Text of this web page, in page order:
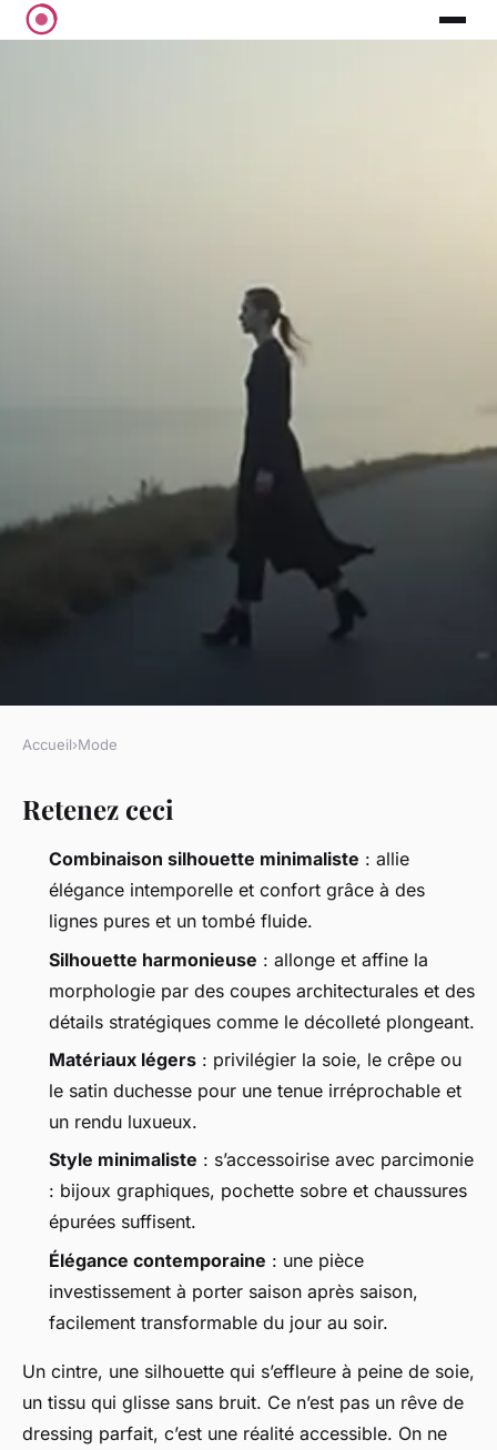
La combinaison silhouette
minimaliste pour une allure
inattendue
Radegonda
Accueil›Mode
Retenez ceci
Combinaison silhouette minimaliste : allie
élégance intemporelle et confort grâce à des
lignes pures et un tombé fluide.
Silhouette harmonieuse : allonge et affine la
morphologie par des coupes architecturales et des
détails stratégiques comme le décolleté plongeant.
Matériaux légers : privilégier la soie, le crêpe ou
le satin duchesse pour une tenue irréprochable et
un rendu luxueux.
Style minimaliste : s’accessoirise avec parcimonie
: bijoux graphiques, pochette sobre et chaussures
épurées suffisent.
Élégance contemporaine : une pièce
investissement à porter saison après saison,
facilement transformable du jour au soir.
Un cintre, une silhouette qui s’effleure à peine de soie,
un tissu qui glisse sans bruit. Ce n’est pas un rêve de
dressing parfait, c’est une réalité accessible. On ne